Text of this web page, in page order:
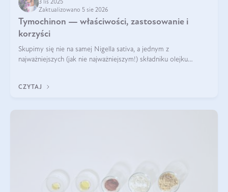
3 lis 2025
Zaktualizowano 5 sie 2026
Tymochinon — właściwości, zastosowanie i
korzyści
Skupimy się nie na samej Nigella sativa, a jednym z
najważniejszych (jak nie najważniejszym!) składniku olejku
CZYTAJ